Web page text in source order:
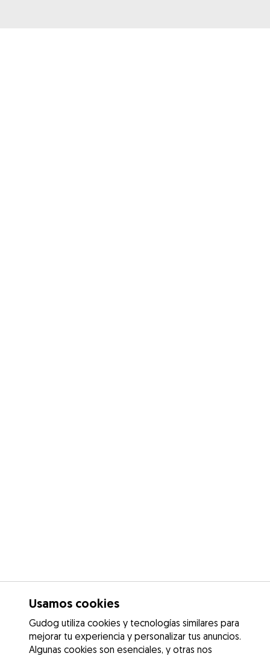
Usamos cookies
Gudog utiliza cookies y tecnologías similares para
mejorar tu experiencia y personalizar tus anuncios.
Algunas cookies son esenciales, y otras nos